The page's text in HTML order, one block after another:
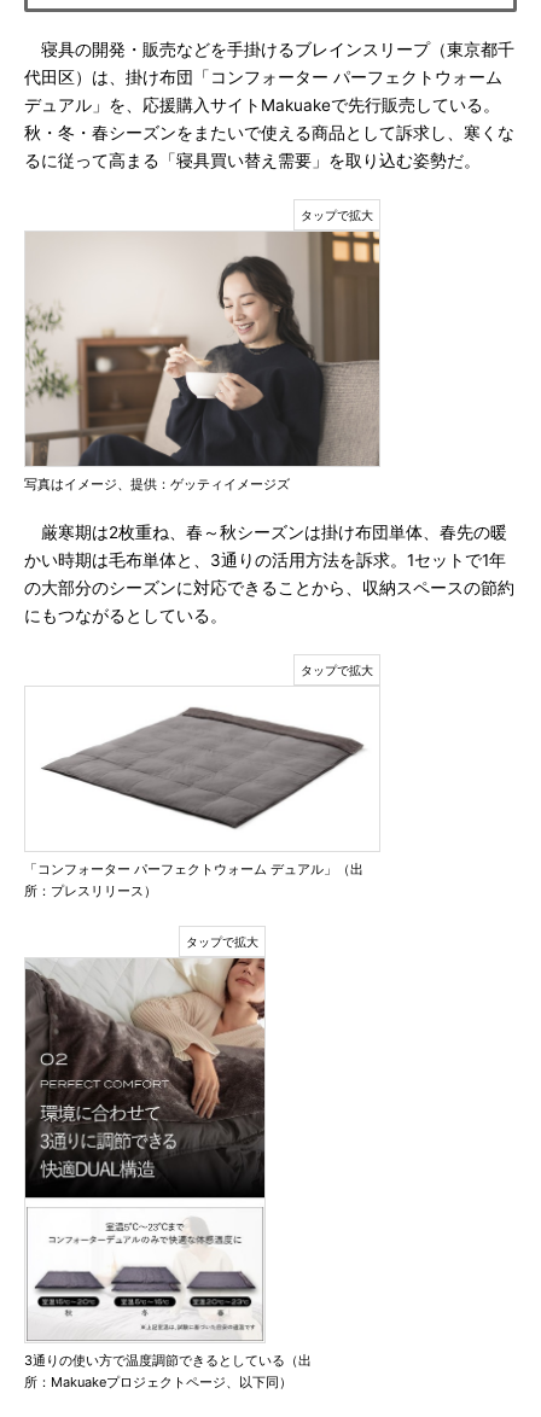
寝具の開発・販売などを手掛けるブレインスリープ（東京都千
代田区）は、掛け布団「コンフォーター パーフェクトウォーム
デュアル」を、応援購入サイトMakuakeで先行販売している。
秋・冬・春シーズンをまたいで使える商品として訴求し、寒くな
るに従って高まる「寝具買い替え需要」を取り込む姿勢だ。
写真はイメージ、提供：ゲッティイメージズ
厳寒期は2枚重ね、春～秋シーズンは掛け布団単体、春先の暖
かい時期は毛布単体と、3通りの活用方法を訴求。1セットで1年
の大部分のシーズンに対応できることから、収納スペースの節約
にもつながるとしている。
「コンフォーター パーフェクトウォーム デュアル」（出
所：プレスリリース）
3通りの使い方で温度調節できるとしている（出
所：Makuakeプロジェクトページ、以下同）